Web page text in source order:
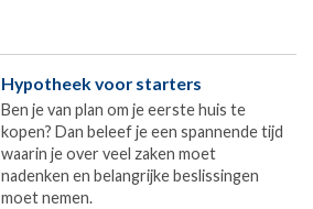
Hypotheek voor starters
Ben je van plan om je eerste huis te
kopen? Dan beleef je een spannende tijd
waarin je over veel zaken moet
nadenken en belangrijke beslissingen
moet nemen.